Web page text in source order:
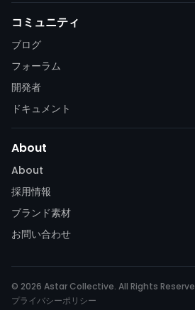
コミュニティ
ブログ
フォーラム
開発者
ドキュメント
About
About
採用情報
ブランド素材
お問い合わせ
© 2026 Astar Collective. All Rights
プライバシーポリシー